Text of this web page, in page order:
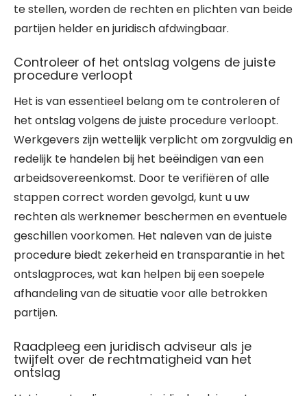
te stellen, worden de rechten en plichten van beide
partijen helder en juridisch afdwingbaar.
Controleer of het ontslag volgens de juiste
procedure verloopt
Het is van essentieel belang om te controleren of
het ontslag volgens de juiste procedure verloopt.
Werkgevers zijn wettelijk verplicht om zorgvuldig en
redelijk te handelen bij het beëindigen van een
arbeidsovereenkomst. Door te verifiëren of alle
stappen correct worden gevolgd, kunt u uw
rechten als werknemer beschermen en eventuele
geschillen voorkomen. Het naleven van de juiste
procedure biedt zekerheid en transparantie in het
ontslagproces, wat kan helpen bij een soepele
afhandeling van de situatie voor alle betrokken
partijen.
Raadpleeg een juridisch adviseur als je
twijfelt over de rechtmatigheid van het
ontslag